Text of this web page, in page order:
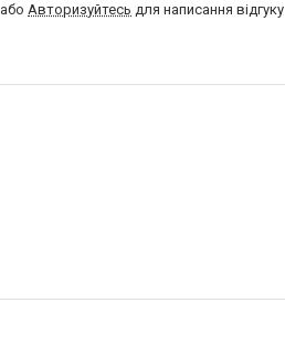
абоАвторизуйтесь для написання відгуку